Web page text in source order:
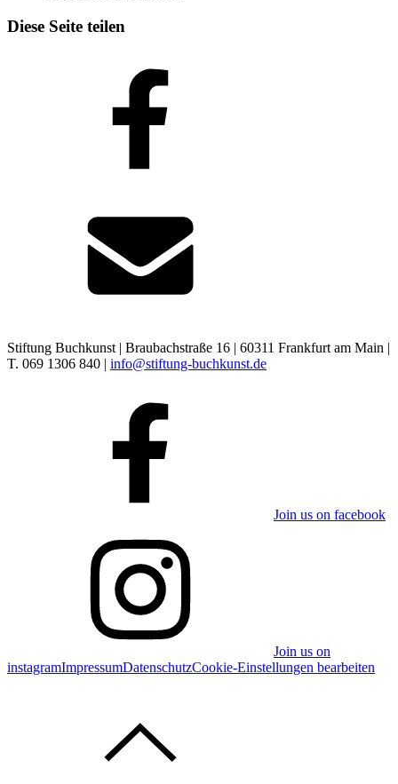
Diese Seite teilen
Stiftung Buchkunst | Braubachstraße 16 | 60311 Frankfurt am Main |
T. 069 1306 840 | info@stiftung-buchkunst.de
Join us on facebook
Join us on
instagramImpressumDatenschutzCookie-Einstellungen bearbeiten